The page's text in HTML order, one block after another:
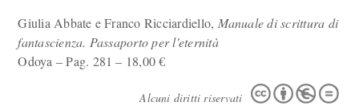
Giulia Abbate e Franco Ricciardiello, Manuale di scrittura di
fantascienza. Passaporto per l'eternità
Odoya – Pag. 281 – 18,00 €
Alcuni diritti riservati